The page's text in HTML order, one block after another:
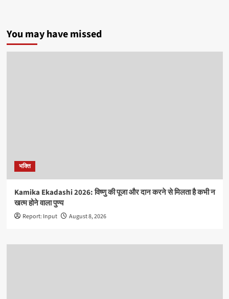
You may have missed
भक्ति
Kamika Ekadashi 2026: विष्णु की पूजा और दान करने से मिलता है कभी न
खत्म होने वाला पुण्य
Report: Input August 8, 2026